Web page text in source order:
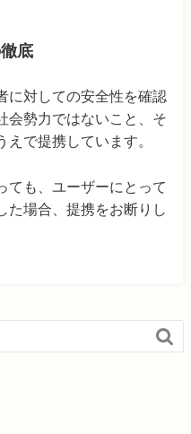
底
に対しての安全性を確認
会勢力ではないこと、そ
で提携しています。
ても、ユーザーにとって
た場合、提携をお断りし
